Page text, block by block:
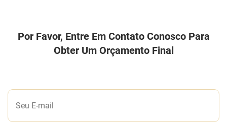
Por Favor, Entre Em Contato Conosco Para
Obter Um Orçamento Final